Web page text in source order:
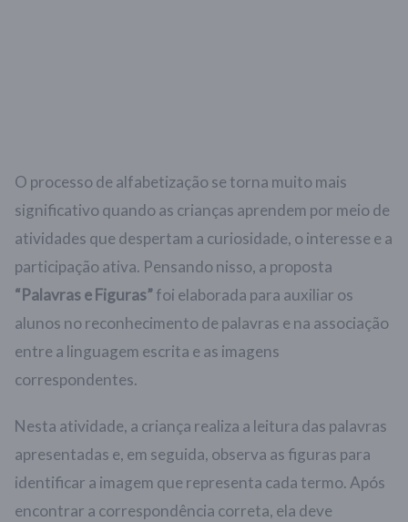
O processo de alfabetização se torna muito mais
significativo quando as crianças aprendem por meio de
atividades que despertam a curiosidade, o interesse e a
participação ativa. Pensando nisso, a proposta
“Palavras e Figuras”foi elaborada para auxiliar os
alunos no reconhecimento de palavras e na associação
entre a linguagem escrita e as imagens
correspondentes.
Nesta atividade, a criança realiza a leitura das palavras
apresentadas e, em seguida, observa as figuras para
identificar a imagem que representa cada termo. Após
encontrar a correspondência correta, ela deve